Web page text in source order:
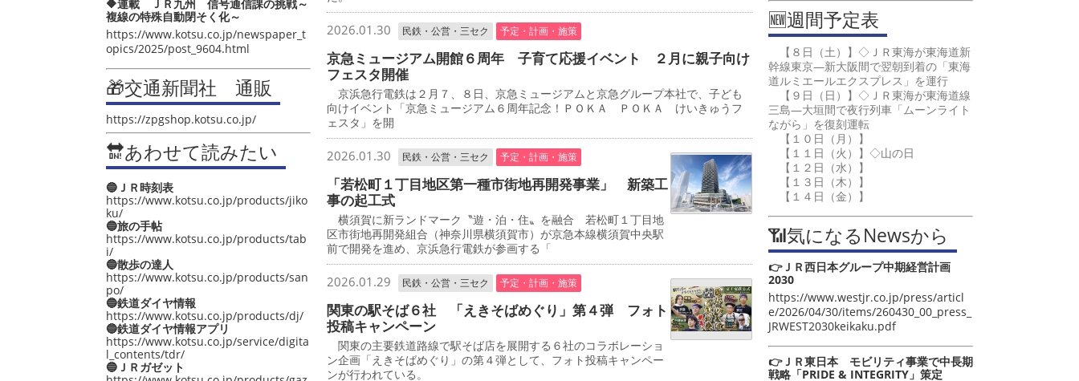
🔶連載 ＪＲ九州 信号通信課の挑戦～
複線の特殊自動閉そく化～
https://www.kotsu.co.jp/newspaper_t
opics/2025/post_9604.html
🎁交通新聞社 通販
https://zpgshop.kotsu.co.jp/
🔛あわせて読みたい
🔵ＪＲ時刻表
https://www.kotsu.co.jp/products/jiko
ku/
🔵旅の手帖
https://www.kotsu.co.jp/products/tab
i/
🔵散歩の達人
https://www.kotsu.co.jp/products/san
po/
🔵鉄道ダイヤ情報
https://www.kotsu.co.jp/products/dj/
🔵鉄道ダイヤ情報アプリ
https://www.kotsu.co.jp/service/digita
l_contents/tdr/
🔵ＪＲガゼット
2026.01.30 民鉄・公営・三セク 予定・計画・施策
京急ミュージアム開館６周年 子育て応援イベント ２月に親子向け
フェスタ開催
京浜急行電鉄は２月７、８日、京急ミュージアムと京急グループ本社で、子ども
向けイベント「京急ミュージアム６周年記念！ＰＯＫＡ ＰＯＫＡ けいきゅうフ
ェスタ」を開
2026.01.30 民鉄・公営・三セク 予定・計画・施策
「若松町１丁目地区第一種市街地再開発事業」 新築工
事の起工式
横須賀に新ランドマーク〝遊・泊・住〟を融合 若松町１丁目地
区市街地再開発組合（神奈川県横須賀市）が京急本線横須賀中央駅
前で開発を進め、京浜急行電鉄が参画する「
2026.01.29 民鉄・公営・三セク 予定・計画・施策
関東の駅そば６社 「えきそばめぐり」第４弾 フォト
投稿キャンペーン
関東の主要鉄道路線で駅そば店を展開する６社のコラボレーショ
ン企画「えきそばめぐり」の第４弾として、フォト投稿キャンペー
ンが行われている。
🆕週間予定表
【８日（土）】◇ＪＲ東海が東海道新
幹線東京―新大阪間で翌朝到着の「東海
道ルミエールエクスプレス」を運行
【９日（日）】◇ＪＲ東海が東海道線
三島―大垣間で夜行列車「ムーンライト
ながら」を復刻運転
【１０日（月）】
【１１日（火）】◇山の日
【１２日（水）】
【１３日（木）】
【１４日（金）】
📶気になるNewsから
👉ＪＲ西日本グループ中期経営計画
2030
https://www.westjr.co.jp/press/articl
e/2026/04/30/items/260430_00_press_
JRWEST2030keikaku.pdf
👉ＪＲ東日本 モビリティ事業で中長期
戦略「PRIDE & INTEGRITY」策定